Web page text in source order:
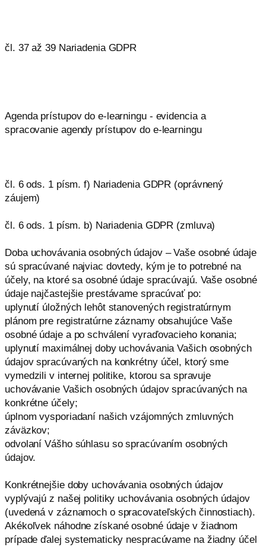
čl. 37 až 39 Nariadenia GDPR
Agenda prístupov do e-learningu - evidencia a
spracovanie agendy prístupov do e-learningu
čl. 6 ods. 1 písm. f) Nariadenia GDPR (oprávnený
záujem)
čl. 6 ods. 1 písm. b) Nariadenia GDPR (zmluva)
Doba uchovávania osobných údajov – Vaše osobné údaje
sú spracúvané najviac dovtedy, kým je to potrebné na
účely, na ktoré sa osobné údaje spracúvajú. Vaše osobné
údaje najčastejšie prestávame spracúvať po:
uplynutí úložných lehôt stanovených registratúrnym
plánom pre registratúrne záznamy obsahujúce Vaše
osobné údaje a po schválení vyraďovacieho konania;
uplynutí maximálnej doby uchovávania Vašich osobných
údajov spracúvaných na konkrétny účel, ktorý sme
vymedzili v internej politike, ktorou sa spravuje
uchovávanie Vašich osobných údajov spracúvaných na
konkrétne účely;
úplnom vysporiadaní našich vzájomných zmluvných
záväzkov;
odvolaní Vášho súhlasu so spracúvaním osobných
údajov.
Konkrétnejšie doby uchovávania osobných údajov
vyplývajú z našej politiky uchovávania osobných údajov
(uvedená v záznamoch o spracovateľských činnostiach).
Akékoľvek náhodne získané osobné údaje v žiadnom
prípade ďalej systematicky nespracúvame na žiadny účel